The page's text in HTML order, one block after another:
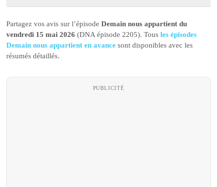
Partagez vos avis sur l’épisodeDemain nous appartient du
vendredi 15 mai 2026 (DNA épisode 2205). Tousles épisodes
Demain nous appartient en avance sont disponibles avec les
résumés détaillés.
PUBLICITÉ